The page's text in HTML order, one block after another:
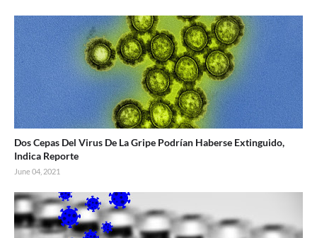
Dos Cepas Del Virus De La Gripe Podrían Haberse Extinguido,
Indica Reporte
June 04, 2021